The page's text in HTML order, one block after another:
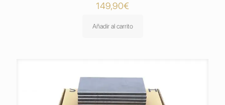
149,90€
Añadir al carrito